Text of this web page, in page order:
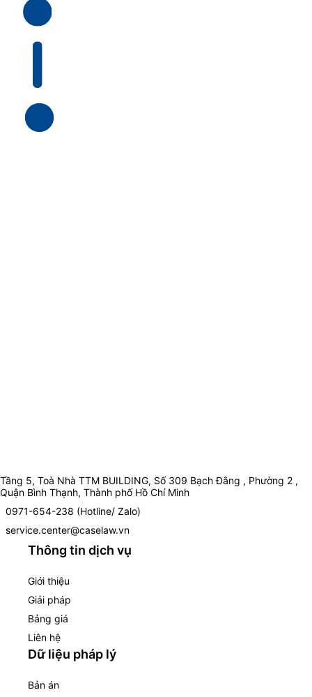
Tầng 5, Toà Nhà TTM BUILDING, Số 309 Bạch Đằng , Phường 2 ,
Quận Bình Thạnh, Thành phố Hồ Chí Minh
0971-654-238 (Hotline/ Zalo)
service.center@caselaw.vn
Thông tin dịch vụ
Giới thiệu
Giải pháp
Bảng giá
Liên hệ
Dữ liệu pháp lý
Bản án